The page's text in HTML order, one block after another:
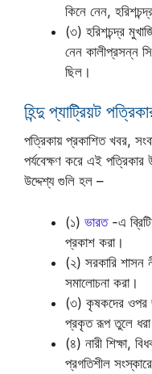
কিনে নেন, হরিশচন্দ্র
(৩) হরিশচন্দ্র
নেন কালীপ্রসন্ন
ছিল।
হিন্দু প্যাট্রিয়ট
পত্রিকায় প্রকাশিত খবর,
পর্যবেক্ষণ করে এই পত্রিকার
উদ্দেশ্য গুলি হল –
(১) ভারত-এ
প্রকাশ করা।
(২) সরকারি শাসন
সমালোচনা করা।
(৩) কৃষকদের ওপর
প্রকৃত রূপ তুলে
(৪) নারী শিক্ষা,
প্রগতিশীল